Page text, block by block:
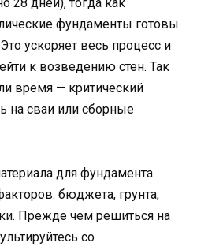
фундаменты готовы
ускоряет весь процесс и
к возведению стен. Так
время — критический
на сваи или сборные
для фундамента
бюджета, грунта,
Прежде чем решиться на
со